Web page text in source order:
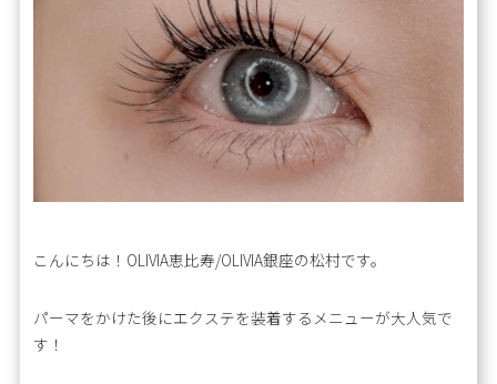
こんにちは！OLIVIA恵比寿/OLIVIA銀座の松村です。
パーマをかけた後にエクステを装着するメニューが大人気で
す！